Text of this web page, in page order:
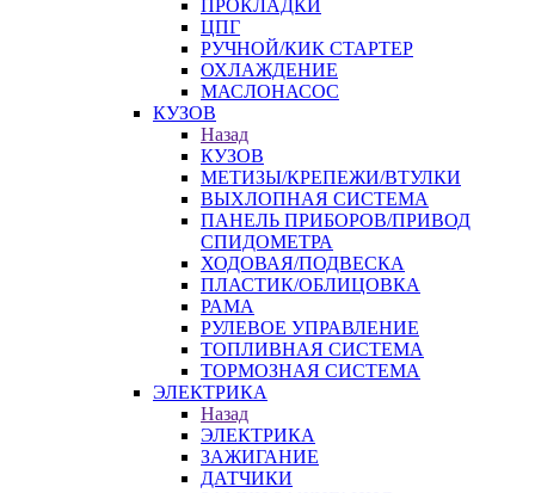
ПРОКЛАДКИ
ЦПГ
РУЧНОЙ/КИК СТАРТЕР
ОХЛАЖДЕНИЕ
МАСЛОНАСОС
КУЗОВ
Назад
КУЗОВ
МЕТИЗЫ/КРЕПЕЖИ/ВТУЛКИ
ВЫХЛОПНАЯ СИСТЕМА
ПАНЕЛЬ ПРИБОРОВ/ПРИВОД
СПИДОМЕТРА
ХОДОВАЯ/ПОДВЕСКА
ПЛАСТИК/ОБЛИЦОВКА
РАМА
РУЛЕВОЕ УПРАВЛЕНИЕ
ТОПЛИВНАЯ СИСТЕМА
ТОРМОЗНАЯ СИСТЕМА
ЭЛЕКТРИКА
Назад
ЭЛЕКТРИКА
ЗАЖИГАНИЕ
ДАТЧИКИ